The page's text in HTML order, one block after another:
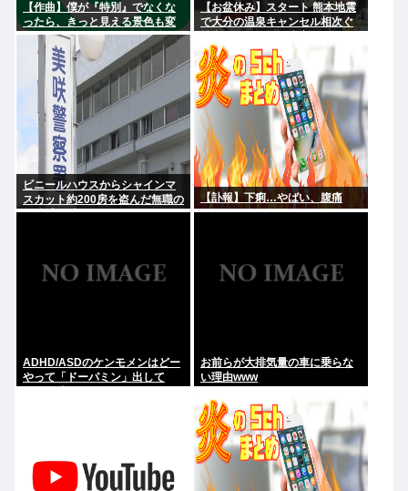
【作曲】僕が『特別』でなくな
ったら、きっと見える景色も変
わってしまう。⋯だから曖昧で
いい。どうか、白黒ハッキリさ
せないで
【お盆休み】スタート 熊本地震
で大分の温泉キャンセル相次ぐ
ビニールハウスからシャインマ
スカット約200房を盗んだ無職の
男逮捕 岡山
【訃報】下痢…やばい、腹痛
ADHD/ASDのケンモメンはどー
やって「ドーパミン」出して
お前らが大排気量の車に乗らな
い理由www